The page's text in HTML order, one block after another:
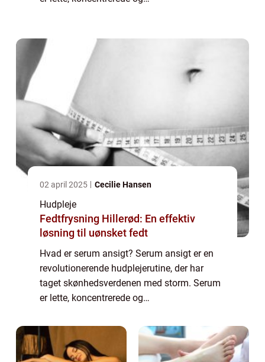
dem til en ide...
02 april 2025 Cecilie Hansen
Hudpleje
Fedtfrysning Hillerød: En effektiv
løsning til uønsket fedt
Hvad er serum ansigt? Serum ansigt er en
revolutionerende hudplejerutine, der har
taget skønhedsverdenen med storm. Serum
er lette, koncentrerede og
at tackle specifikke hudproblemer. Dette gør
dem til en ide...